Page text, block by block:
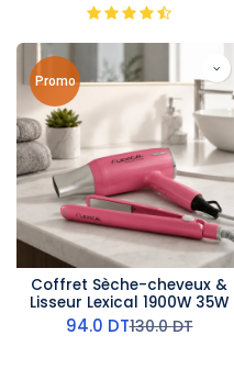
Promo
Coffret Sèche-cheveux &
Lisseur Lexical 1900W 35W
94.0 DT130.0DT